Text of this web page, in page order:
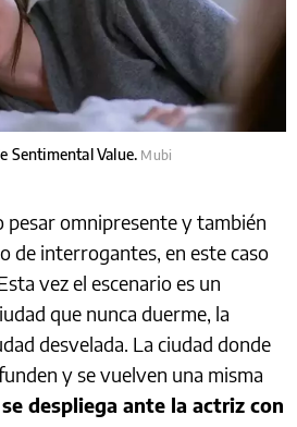
Sentimental Value. Mubi
omnipresente y también
de interrogantes, en este caso
vez el escenario es un
que nunca duerme, la
desvelada. La ciudad donde
y se vuelven una misma
despliega ante la actriz con